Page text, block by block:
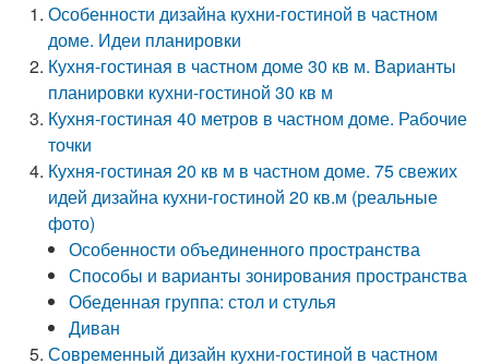
Особенности дизайна кухни-гостиной в частном
доме. Идеи планировки
Кухня-гостиная в частном доме 30 кв м. Варианты
планировки кухни-гостиной 30 кв м
Кухня-гостиная 40 метров в частном доме. Рабочие
точки
Кухня-гостиная 20 кв м в частном доме. 75 свежих
идей дизайна кухни-гостиной 20 кв.м (реальные
фото)
Особенности объединенного пространства
Способы и варианты зонирования пространства
Обеденная группа: стол и стулья
Диван
Современный дизайн кухни-гостиной в частном